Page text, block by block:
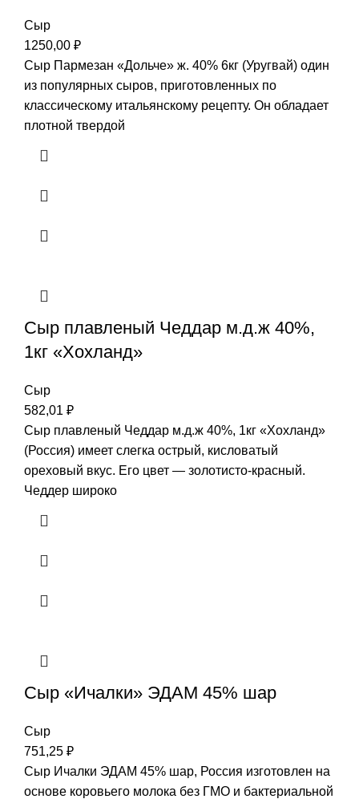
Сыр
1250,00 ₽
Сыр Пармезан «Дольче» ж. 40% 6кг (Уругвай) один
из популярных сыров, приготовленных по
классическому итальянскому рецепту. Он обладает
плотной твердой
Сыр плавленый Чеддар м.д.ж 40%,
1кг «Хохланд»
Сыр
582,01 ₽
Сыр плавленый Чеддар м.д.ж 40%, 1кг «Хохланд»
(Россия) имеет слегка острый, кисловатый
ореховый вкус. Его цвет — золотисто-красный.
Чеддер широко
Сыр «Ичалки» ЭДАМ 45% шар
Сыр
751,25 ₽
Сыр Ичалки ЭДАМ 45% шар, Россия изготовлен на
основе коровьего молока без ГМО и бактериальной